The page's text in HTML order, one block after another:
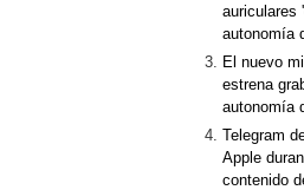
auriculares
autonomía
El nuevo
estrena
autonomía
Telegram
Apple
contenido